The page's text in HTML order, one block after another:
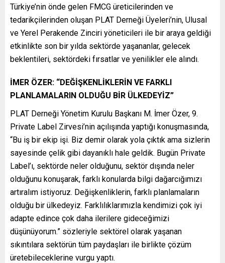
Türkiye’nin önde gelen FMCG üreticilerinden ve
tedarikçilerinden oluşan PLAT Derneği Üyeleri’nin, Ulusal
ve Yerel Perakende Zinciri yöneticileri ile bir araya geldiği
etkinlikte son bir yılda sektörde yaşananlar, gelecek
beklentileri, sektördeki fırsatlar ve yenilikler ele alındı.
İMER ÖZER: “DEĞİŞKENLİKLERİN VE FARKLI
PLANLAMALARIN OLDUĞU BİR ÜLKEDEYİZ”
PLAT Derneği Yönetim Kurulu Başkanı M. İmer Özer, 9.
Private Label Zirvesi’nin açılışında yaptığı konuşmasında,
“Bu iş bir ekip işi. Biz demir olarak yola çıktık ama sizlerin
sayesinde çelik gibi dayanıklı hale geldik. Bugün Private
Label’ı, sektörde neler olduğunu, sektör dışında neler
olduğunu konuşarak, farklı konularda bilgi dağarcığımızı
artıralım istiyoruz. Değişkenliklerin, farklı planlamaların
olduğu bir ülkedeyiz. Farklılıklarımızla kendimizi çok iyi
adapte edince çok daha ilerilere gideceğimizi
düşünüyorum.” sözleriyle sektörel olarak yaşanan
sıkıntılara sektörün tüm paydaşları ile birlikte çözüm
üretebileceklerine vurgu yaptı.